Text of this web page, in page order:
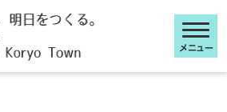
メニュー